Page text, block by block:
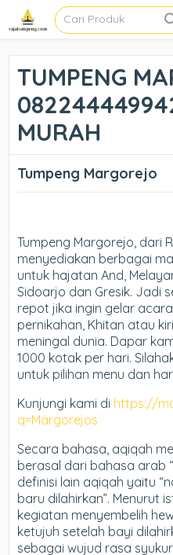
TUMPENG
MURAH
Tumpeng Margorejo
Tumpeng Margorejo, dari
menyediakan berbagai
untuk hajatan And,
Sidoarjo dan Gresik. Jadi
repot jika ingin gelar
pernikahan, Khitan atau
meningal dunia. Dapar
1000 kotak per hari.
untuk pilihan menu dan
Kunjungi kami di https://
q=Margorejos
Secara bahasa, aqiqah
berasal dari bahasa arab
definisi lain aqiqah yaitu
baru dilahirkan”. Menurut
kegiatan menyembelih
ketujuh setelah bayi
sebagai wujud rasa